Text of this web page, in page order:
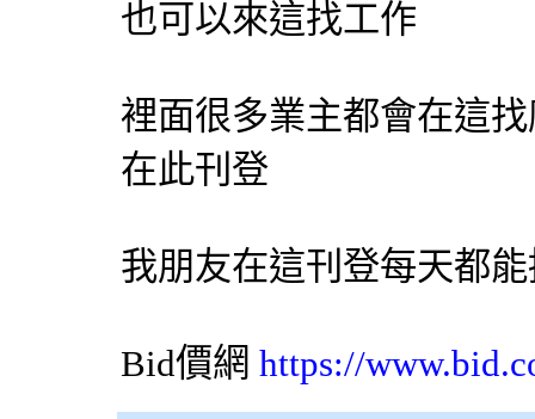
也可以來這找工作
裡面很多業主都會在這
在此刊登
我朋友在這刊登每天都
Bid價網 https://